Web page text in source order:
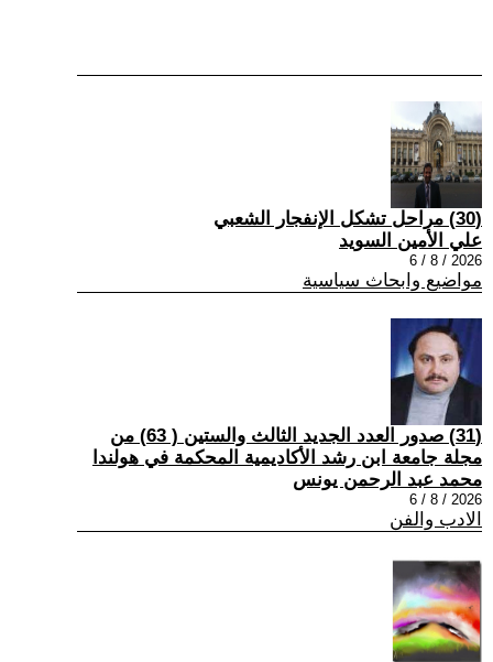
(30) مراحل تشكل الإنفجار الشعبي
علي الأمين السويد
2026 / 8 / 6
مواضيع وابحاث سياسية
(31) صدور العدد الجديد الثالث والستين ( 63) من
مجلة جامعة ابن رشد الأكاديمية المحكمة في هولندا
محمد عبد الرحمن يونس
2026 / 8 / 6
الادب والفن